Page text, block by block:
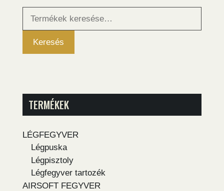
Keresés
Keresés
TERMÉKEK
LÉGFEGYVER
Légpuska
Légpisztoly
Légfegyver tartozék
AIRSOFT FEGYVER